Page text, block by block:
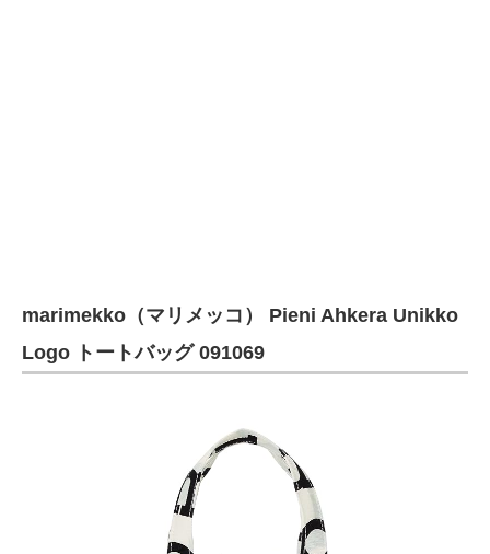
marimekko（マリメッコ） Pieni Ahkera Unikko
Logo トートバッグ 091069